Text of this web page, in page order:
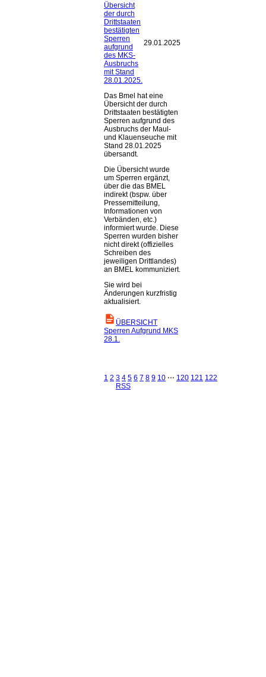
Übersicht
der durch
Drittstaaten
bestätigten
Sperren
aufgrund
des MKS-
Ausbruchs
mit Stand
28.01.2025.
29.01.2025
Das Bmel hat eine
Übersicht der durch
Drittstaaten bestätigten
Sperren aufgrund des
Ausbruchs der Maul-
und Klauenseuche mit
Stand 28.01.2025
übersandt.
Die Übersicht wurde
um Sperren ergänzt,
über die das BMEL
indirekt (bspw. über
Pressemitteilung,
Informationen von
Verbänden, etc.)
informiert wurde. Diese
Sperren wurden bisher
nicht direkt (offizielles
Schreiben des
jeweiligen Drittlandes)
an BMEL kommuniziert.
Sie wird bei
Änderungen kurzfristig
aktualisiert.
ÜBERSICHT
Sperren Aufgrund MKS
28.1.
1 2 3 4 5 6 7 8 9 10 ⋅⋅⋅ 120 121 122
RSS